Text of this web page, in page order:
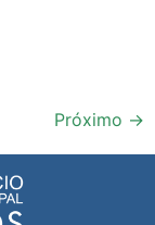
Próximo →